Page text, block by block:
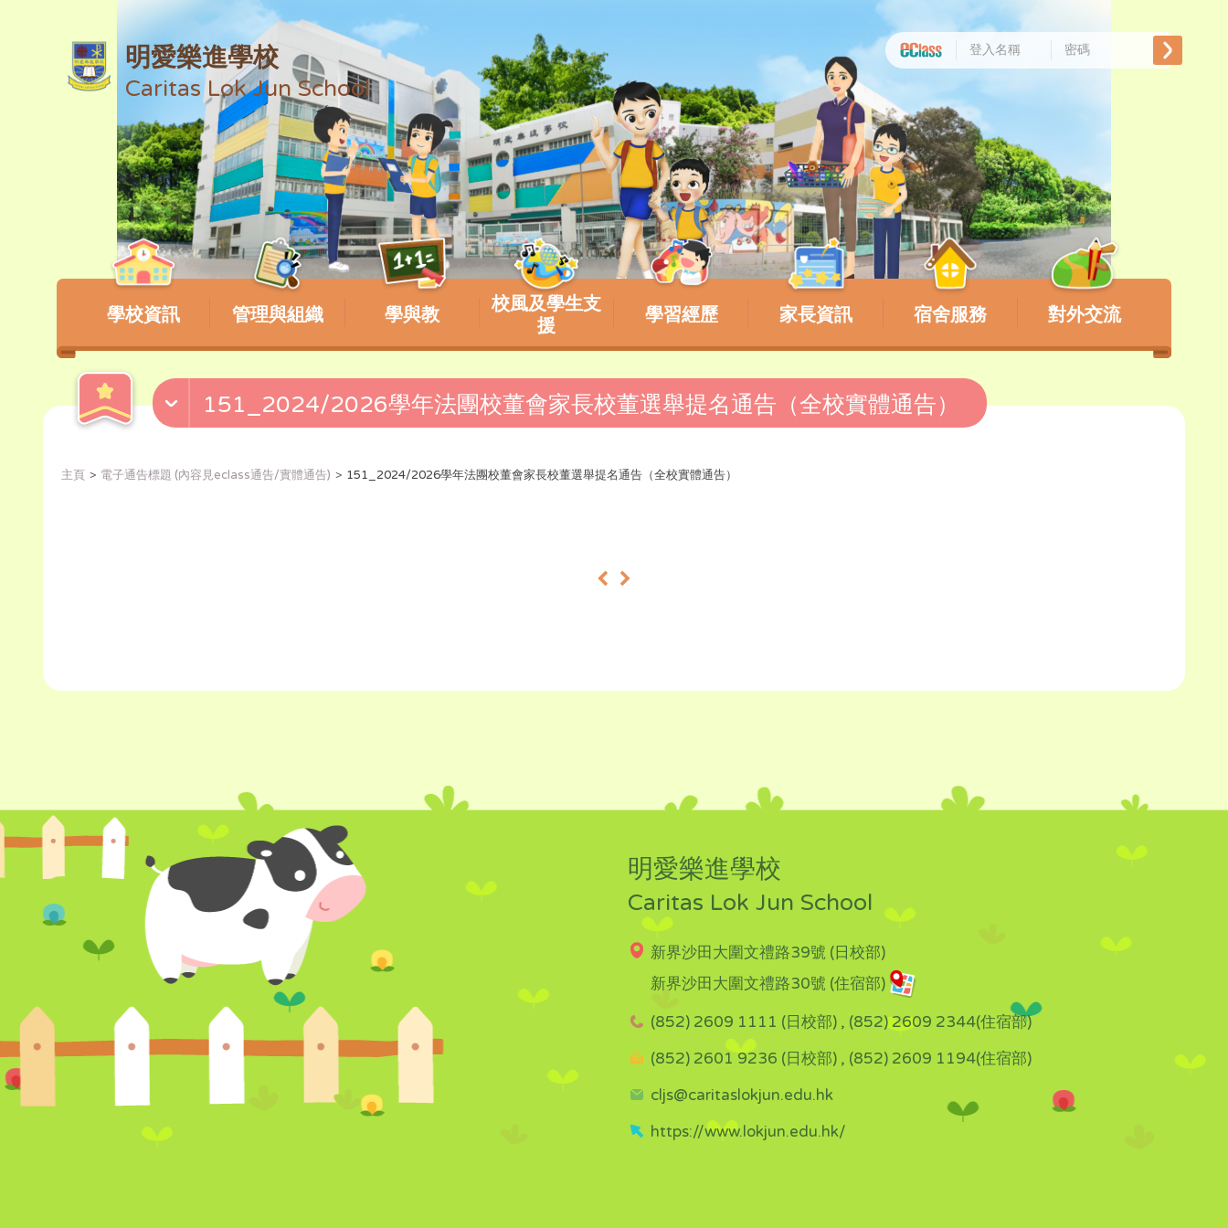
明愛樂進學校
Caritas Lok Jun School
學校資訊 管理與組織 學與教
校風及學生支
援
學習經歷 家長資訊 宿舍服務 對外交流
151_2024/2026學年法團校董會家長校董選舉提名通告（全校實體通告）
主頁 電子通告標題 (內容見eclass通告/實體通告) 151_2024/2026學年法團校董會家長校董選舉提名通告（全校實體通告）
« »
明愛樂進學校
Caritas Lok Jun School
新界沙田大圍文禮路39號 (日校部)
新界沙田大圍文禮路30號 (住宿部)
(852) 2609 1111 (日校部) , (852) 2609 2344(住宿部)
(852) 2601 9236 (日校部) , (852) 2609 1194(住宿部)
cljs@caritaslokjun.edu.hk
https://www.lokjun.edu.hk/